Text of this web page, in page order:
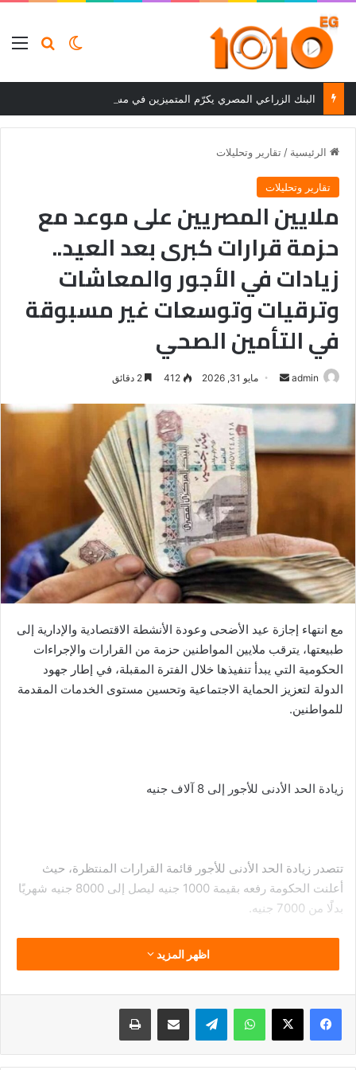
بحثالوضع
الرئيسية / تقارير وتحليلات
تقارير وتحليلات
ملايين المصريين على موعد مع
حزمة قرارات كبرى بعد العيد..
زيادات في الأجور والمعاشات
وترقيات وتوسعات غير مسبوقة
في التأمين الصحي
admin
أرسل
إلكترونيا
مايو 31, 2026 412
مع انتهاء إجازة عيد الأضحى وعودة الأنشطة الاقتصادية والإدارية إلى
طبيعتها، يترقب ملايين المواطنين حزمة من القرارات والإجراءات
الحكومية التي يبدأ تنفيذها خلال الفترة المقبلة، في إطار جهود
الدولة لتعزيز الحماية الاجتماعية وتحسين مستوى الخدمات المقدمة
للمواطنين.
زيادة الحد الأدنى للأجور إلى 8 آلاف جنيه
تتصدر زيادة الحد الأدنى للأجور قائمة القرارات المنتظرة، حيث
أعلنت الحكومة رفعه بقيمة 1000 جنيه ليصل إلى 8000 جنيه شهريًا
بدلًا من 7000 جنيه.
تأتي ضمن خطة الدولة لتحسين دخول العاملين ومساندتهم في
مواجهة الأعباء المعيشية، على أن يبدأ تطبيقها للعاملين بالجهاز
اظهر المزيد
فيسبوك ‫X واتساب تيلقرام مشاركة عبر البريد طباعة